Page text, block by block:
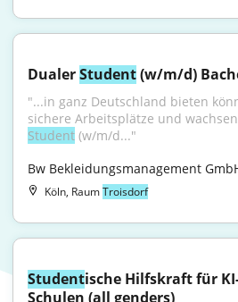
Dualer Student (w/m/d)
"...in ganz Deutschland bieten
Student (w/m/d..."
Bw Bekleidungsmanagement
Köln, RaumTroisdorf
Studentische Hilfskraft für
Schulen (all genders)